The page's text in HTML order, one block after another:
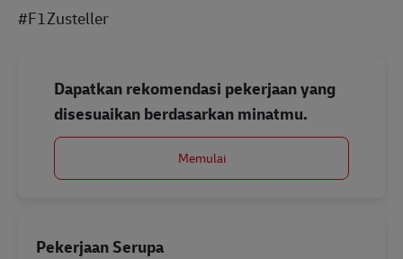
#F1Zusteller
Dapatkan rekomendasi pekerjaan yang
disesuaikan berdasarkan minatmu.
Memulai
Pekerjaan Serupa